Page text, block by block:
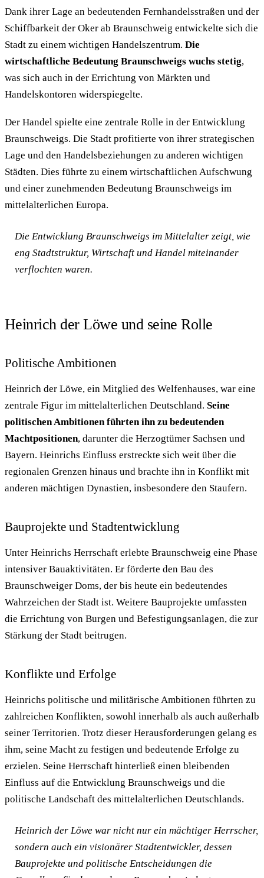
Dank ihrer Lage an bedeutenden Fernhandelsstraßen und der
Schiffbarkeit der Oker ab Braunschweig entwickelte sich die
Stadt zu einem wichtigen Handelszentrum. Die
wirtschaftliche Bedeutung Braunschweigs wuchs stetig,
was sich auch in der Errichtung von Märkten und
Handelskontoren widerspiegelte.
Der Handel spielte eine zentrale Rolle in der Entwicklung
Braunschweigs. Die Stadt profitierte von ihrer strategischen
Lage und den Handelsbeziehungen zu anderen wichtigen
Städten. Dies führte zu einem wirtschaftlichen Aufschwung
und einer zunehmenden Bedeutung Braunschweigs im
mittelalterlichen Europa.
Die Entwicklung Braunschweigs im Mittelalter zeigt, wie
eng Stadtstruktur, Wirtschaft und Handel miteinander
verflochten waren.
Heinrich der Löwe und seine Rolle
Politische Ambitionen
Heinrich der Löwe, ein Mitglied des Welfenhauses, war eine
zentrale Figur im mittelalterlichen Deutschland. Seine
politischen Ambitionen führten ihn zu bedeutenden
Machtpositionen, darunter die Herzogtümer Sachsen und
Bayern. Heinrichs Einfluss erstreckte sich weit über die
regionalen Grenzen hinaus und brachte ihn in Konflikt mit
anderen mächtigen Dynastien, insbesondere den Staufern.
Bauprojekte und Stadtentwicklung
Unter Heinrichs Herrschaft erlebte Braunschweig eine Phase
intensiver Bauaktivitäten. Er förderte den Bau des
Braunschweiger Doms, der bis heute ein bedeutendes
Wahrzeichen der Stadt ist. Weitere Bauprojekte umfassten
die Errichtung von Burgen und Befestigungsanlagen, die zur
Stärkung der Stadt beitrugen.
Konflikte und Erfolge
Heinrichs politische und militärische Ambitionen führten zu
zahlreichen Konflikten, sowohl innerhalb als auch außerhalb
seiner Territorien. Trotz dieser Herausforderungen gelang es
ihm, seine Macht zu festigen und bedeutende Erfolge zu
erzielen. Seine Herrschaft hinterließ einen bleibenden
Einfluss auf die Entwicklung Braunschweigs und die
politische Landschaft des mittelalterlichen Deutschlands.
Heinrich der Löwe war nicht nur ein mächtiger Herrscher,
sondern auch ein visionärer Stadtentwickler, dessen
Bauprojekte und politische Entscheidungen die